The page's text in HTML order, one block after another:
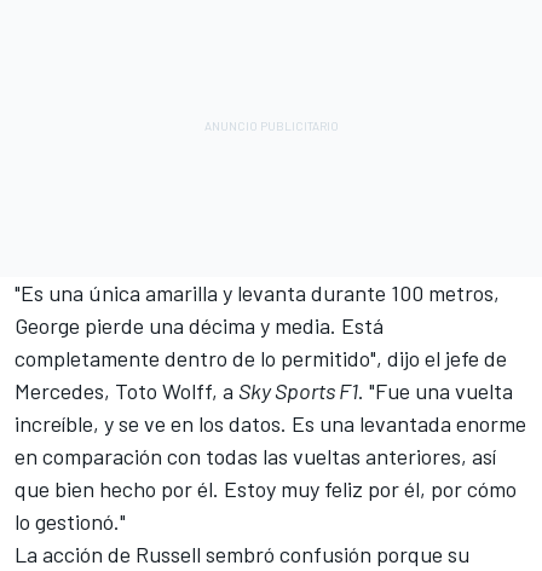
"Es una única amarilla y levanta durante 100 metros,
George pierde una décima y media. Está
completamente dentro de lo permitido", dijo el jefe de
Mercedes, Toto Wolff, a Sky Sports F1. "Fue una vuelta
increíble, y se ve en los datos. Es una levantada enorme
en comparación con todas las vueltas anteriores, así
que bien hecho por él. Estoy muy feliz por él, por cómo
lo gestionó."
La acción de Russell sembró confusión porque su